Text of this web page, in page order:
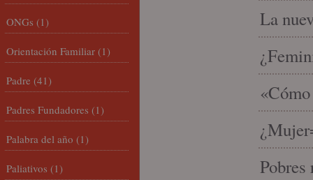
La
ONGs (1)
Orientación Familiar (1)
Padre (41)
Padres Fundadores (1)
Palabra del año (1)
Paliativos (1)